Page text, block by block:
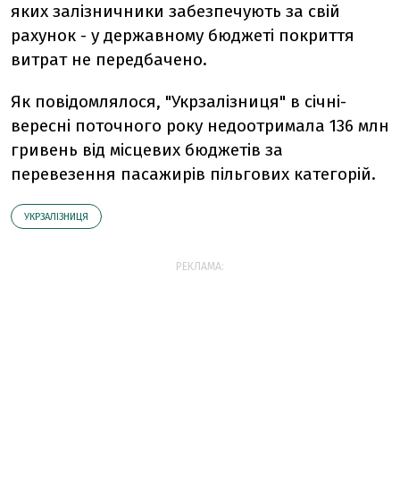
яких залізничники забезпечують за свій
рахунок - у державному бюджеті покриття
витрат не передбачено.
Як повідомлялося, "Укрзалізниця" в січні-
вересні поточного року недоотримала 136 млн
гривень від місцевих бюджетів за
перевезення пасажирів пільгових категорій.
УКРЗАЛІЗНИЦЯ
РЕКЛАМА: